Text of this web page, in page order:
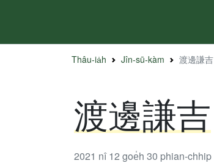
Thâu-ia̍h Jîn-sū-kàm 渡邊謙吉
渡邊謙吉
2021 nî 12 goe̍h 30 phian-chhip